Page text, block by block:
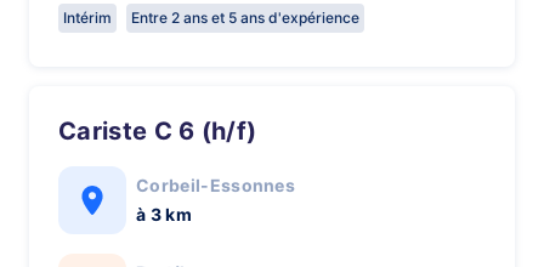
Intérim Entre 2 ans et 5 ans d'expérience
Cariste C 6 (h/f)
Corbeil-Essonnes
à 3 km